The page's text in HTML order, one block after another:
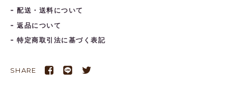
配送・送料について
返品について
特定商取引法に基づく表記
SHARE